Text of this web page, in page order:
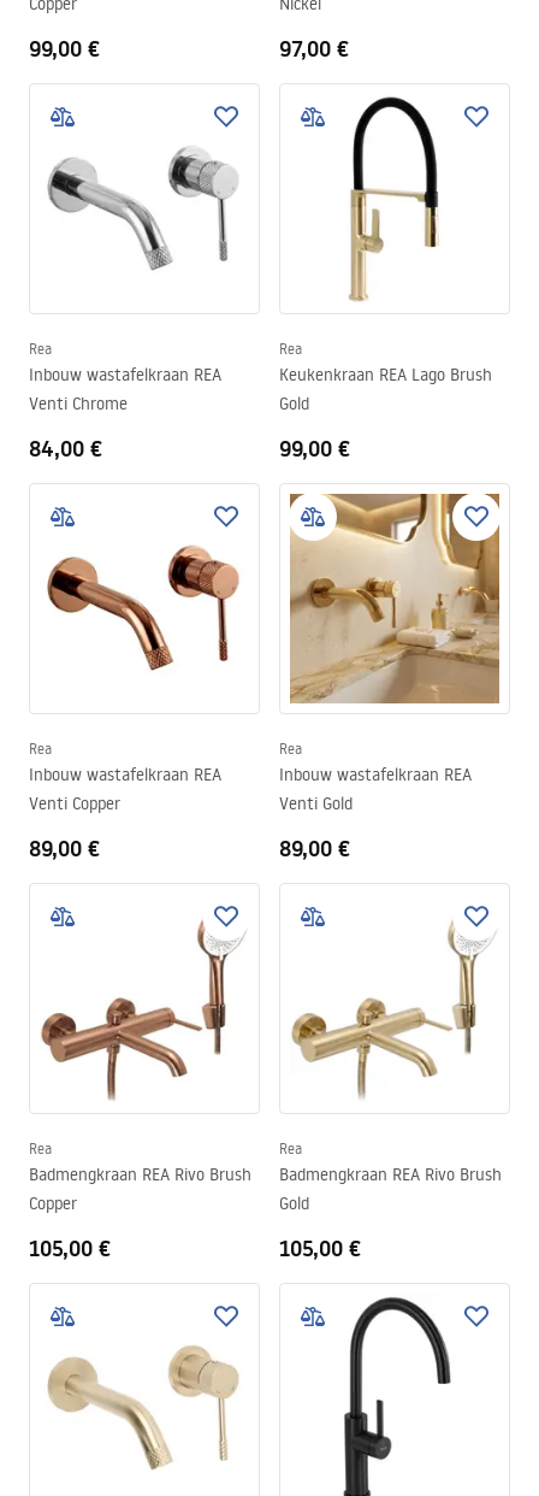
99,00 € 97,00 €
Rea
Inbouw wastafelkraan REA
Venti Chrome
84,00 €
Rea
Keukenkraan REA Lago Brush
Gold
99,00 €
Rea
Inbouw wastafelkraan REA
Venti Copper
89,00 €
Rea
Inbouw wastafelkraan REA
Venti Gold
89,00 €
Rea
Badmengkraan REA Rivo Brush
Copper
105,00 €
Rea
Badmengkraan REA Rivo Brush
Gold
105,00 €